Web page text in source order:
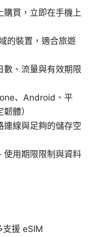
購買，立即在手機上
的裝置，適合旅遊
數、流量與有效期限
、Android、平
體）
連線與足夠的儲存空
使用期限限制與資料
支援 eSIM